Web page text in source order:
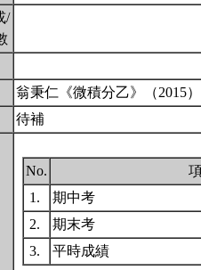
/
翁秉仁《微積分乙》（2015
待補
No.
1.
期中考
2.
期末考
3.
平時成績